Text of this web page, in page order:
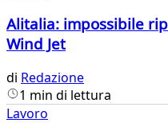
Alitalia: impossibile
Wind Jet
di Redazione
1 min di lettura
Lavoro